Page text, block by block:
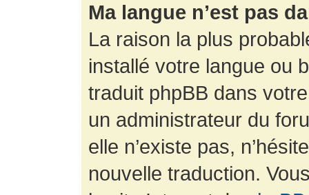
Ma langue n’est pas
La raison la plus
installé votre langue ou
traduit phpBB dans
un administrateur du
elle n’existe pas,
nouvelle traduction.